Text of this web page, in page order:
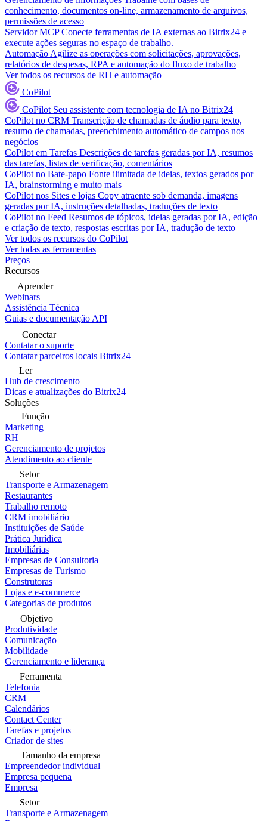
conhecimento, documentos on-line, armazenamento de arquivos,
permissões de acesso
Servidor MCP Conecte ferramentas de IA externas ao Bitrix24 e
execute ações seguras no espaço de trabalho.
Automação Agilize as operações com solicitações, aprovações,
relatórios de despesas, RPA e automação do fluxo de trabalho
Ver todos os recursos de RH e automação
CoPilot
CoPilot Seu assistente com tecnologia de IA no Bitrix24
CoPilot no CRM Transcrição de chamadas de áudio para texto,
resumo de chamadas, preenchimento automático de campos nos
negócios
CoPilot em Tarefas Descrições de tarefas geradas por IA, resumos
das tarefas, listas de verificação, comentários
CoPilot no Bate-papo Fonte ilimitada de ideias, textos gerados por
IA, brainstorming e muito mais
CoPilot nos Sites e lojas Copy atraente sob demanda, imagens
geradas por IA, instruções detalhadas, traduções de texto
CoPilot no Feed Resumos de tópicos, ideias geradas por IA, edição
e criação de texto, respostas escritas por IA, tradução de texto
Ver todos os recursos do CoPilot
Ver todas as ferramentas
Preços
Recursos
Aprender
Webinars
Assistência Técnica
Guias e documentação API
Conectar
Contatar o suporte
Contatar parceiros locais Bitrix24
Ler
Hub de crescimento
Dicas e atualizações do Bitrix24
Soluções
Função
Marketing
RH
Gerenciamento de projetos
Atendimento ao cliente
Setor
Transporte e Armazenagem
Restaurantes
Trabalho remoto
CRM imobiliário
Instituições de Saúde
Prática Jurídica
Imobiliárias
Empresas de Consultoria
Empresas de Turismo
Construtoras
Lojas e e-commerce
Categorias de produtos
Objetivo
Produtividade
Comunicação
Mobilidade
Gerenciamento e liderança
Ferramenta
Telefonia
CRM
Calendários
Contact Center
Tarefas e projetos
Criador de sites
Tamanho da empresa
Empreendedor individual
Empresa pequena
Empresa
Setor
Transporte e Armazenagem